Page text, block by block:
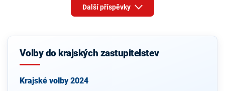
Další příspěvky
Volby do krajských zastupitelstev
Krajské volby 2024